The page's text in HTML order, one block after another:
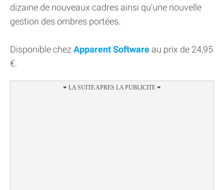
dizaine de nouveaux cadres ainsi qu'une nouvelle
gestion des ombres portées.
Disponible chez Apparent Software au prix de 24,95
€.